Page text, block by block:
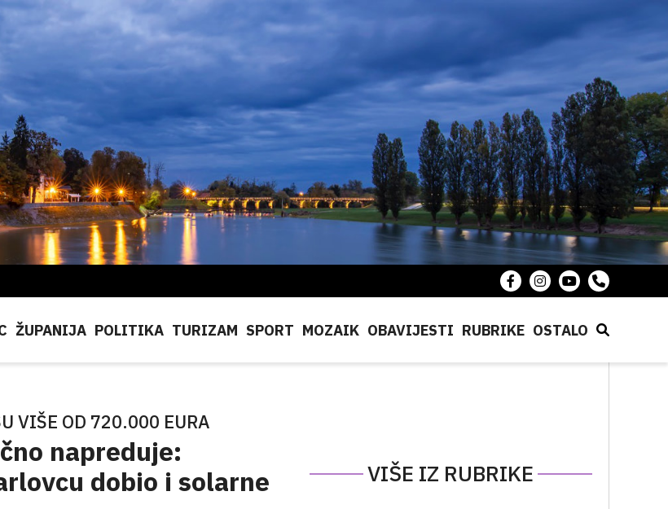
ŽUPANIJA POLITIKA TURIZAM SPORT MOZAIK OBAVIJESTI RUBRIKE OSTALO
VIŠE OD 720.000 EURA
napreduje:
dobio i solarne
VIŠE IZ RUBRIKE